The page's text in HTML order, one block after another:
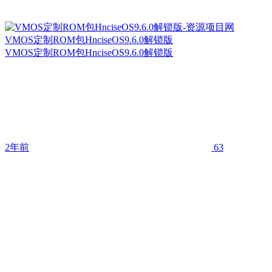
VMOS定制ROM包HnciseOS9.6.0解锁版
VMOS定制ROM包HnciseOS9.6.0解锁版
2年前 63